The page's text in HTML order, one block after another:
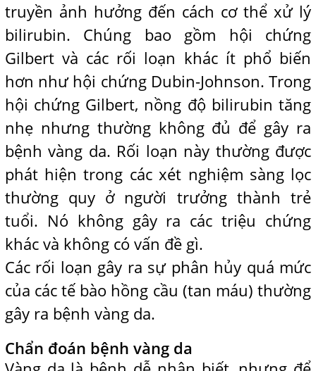
truyền ảnh hưởng đến cách cơ thể xử lý
bilirubin. Chúng bao gồm hội chứng
Gilbert và các rối loạn khác ít phổ biến
hơn như hội chứng Dubin-Johnson. Trong
hội chứng Gilbert, nồng độ bilirubin tăng
nhẹ nhưng thường không đủ để gây ra
bệnh vàng da. Rối loạn này thường được
phát hiện trong các xét nghiệm sàng lọc
thường quy ở người trưởng thành trẻ
tuổi. Nó không gây ra các triệu chứng
khác và không có vấn đề gì.
Các rối loạn gây ra sự phân hủy quá mức
của các tế bào hồng cầu (tan máu) thường
gây ra bệnh vàng da.
Chẩn đoán bệnh vàng da